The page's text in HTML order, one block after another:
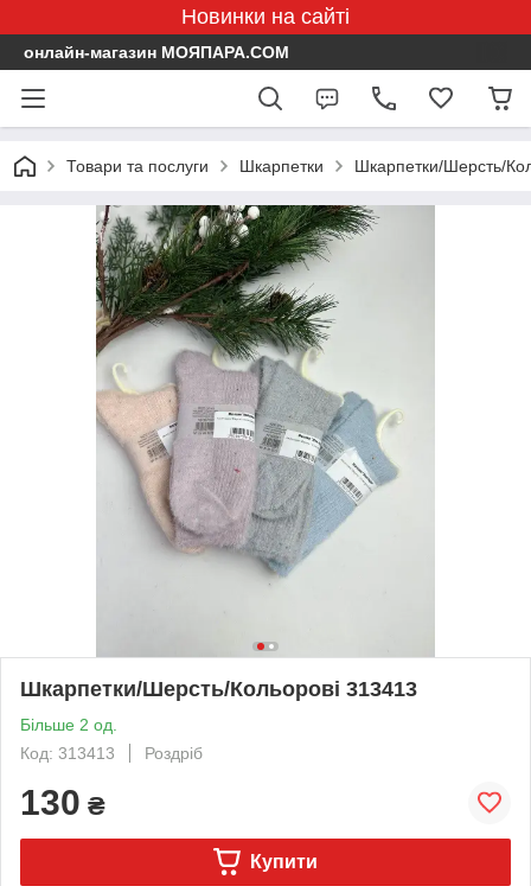
Новинки на сайті
онлайн-магазин МОЯПАРА.COM
Товари та послуги Шкарпетки Шкарпетки/Шерсть/
Шкарпетки/Шерсть/Кольорові 313413
Більше 2 од.
Код: 313413
Роздріб
130 ₴
Купити